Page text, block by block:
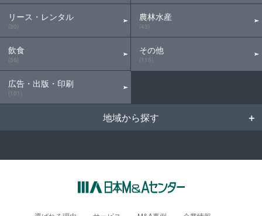
リース・レンタル
(30)
飲食
(56)
広告・出版・印刷
(101)
農林水産
(43)
その他
(115)
地域から探す